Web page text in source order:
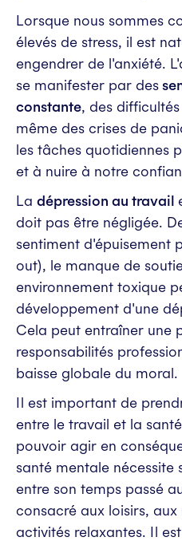
Lorsque nous sommes
élevés de stress, il est
engendrer de l'anxiété.
se manifester par des
constante, des
même des crises de
les tâches quotidiennes
et à nuire à notre
La dépression au travail
doit pas être négligée.
sentiment d'épuisement
out), le manque de
environnement toxique
développement d'une
Cela peut entraîner une
responsabilités
baisse globale du moral.
Il est important de
entre le travail et la
pouvoir agir en
santé mentale nécessite
entre son temps passé
consacré aux loisirs,
activités relaxantes. Il